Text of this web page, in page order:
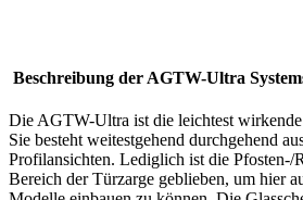
Beschreibung der AGTW-Ultra
Die AGTW-Ultra ist die leichtest
Sie besteht weitestgehend durchgehend
Profilansichten. Lediglich ist die
Bereich der Türzarge geblieben, um hier